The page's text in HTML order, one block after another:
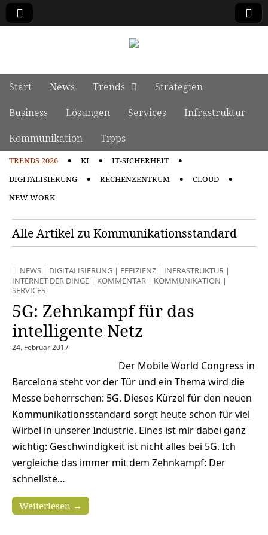
Main menu
Skip to content
Start News Trends
Strategien
Business
Lösungen Services
Infrastruktur
Kommunikation
Tipps
TRENDS 2026 KI
IT-SICHERHEIT
DIGITALISIERUNG
RECHENZENTRUM
CLOUD
NEW WORK
Alle Artikel zu Kommunikationsstandard
NEWS | DIGITALISIERUNG | EFFIZIENZ | INFRASTRUKTUR |
INTERNET DER DINGE | KOMMENTAR | KOMMUNIKATION |
SERVICES
5G: Zehnkampf für das
intelligente Netz
24. Februar 2017
Der Mobile World Congress in
Barcelona steht vor der Tür und ein Thema wird die
Messe beherrschen: 5G. Dieses Kürzel für den neuen
Kommunikationsstandard sorgt heute schon für viel
Wirbel in unserer Industrie. Eines ist mir dabei ganz
wichtig: Geschwindigkeit ist nicht alles bei 5G. Ich
vergleiche das immer mit dem Zehnkampf: Der
schnellste…
Weiterlesen →